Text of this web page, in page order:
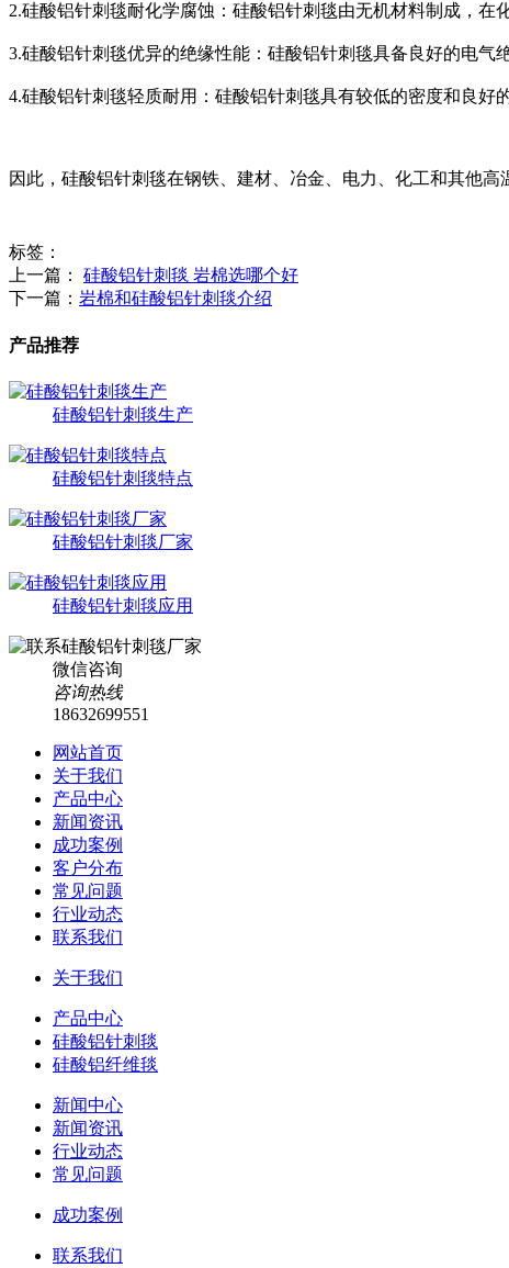
2.硅酸铝针刺毯耐化学腐蚀：硅酸铝针刺毯由无机材料制成，在
3.硅酸铝针刺毯优异的绝缘性能：硅酸铝针刺毯具备良好的电气
4.硅酸铝针刺毯轻质耐用：硅酸铝针刺毯具有较低的密度和良好
因此，硅酸铝针刺毯在钢铁、建材、冶金、电力、化工和其他高
标签：
上一篇： 硅酸铝针刺毯 岩棉选哪个好
下一篇： ​岩棉和硅酸铝针刺毯介绍
产品推荐
硅酸铝针刺毯生产
硅酸铝针刺毯特点
硅酸铝针刺毯厂家
硅酸铝针刺毯应用
微信咨询
咨询热线
18632699551
网站首页
关于我们
产品中心
新闻资讯
成功案例
客户分布
常见问题
行业动态
联系我们
关于我们
产品中心
硅酸铝针刺毯
硅酸铝纤维毯
新闻中心
新闻资讯
行业动态
常见问题
成功案例
联系我们